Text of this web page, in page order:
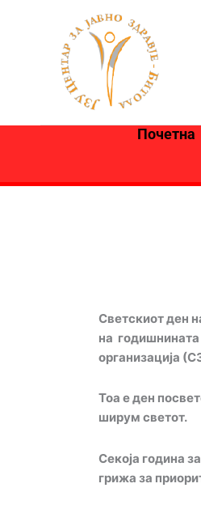
Почетна
Светскиот ден
на
организација
Тоа е ден
ширум светот.
Секоја година
грижа за